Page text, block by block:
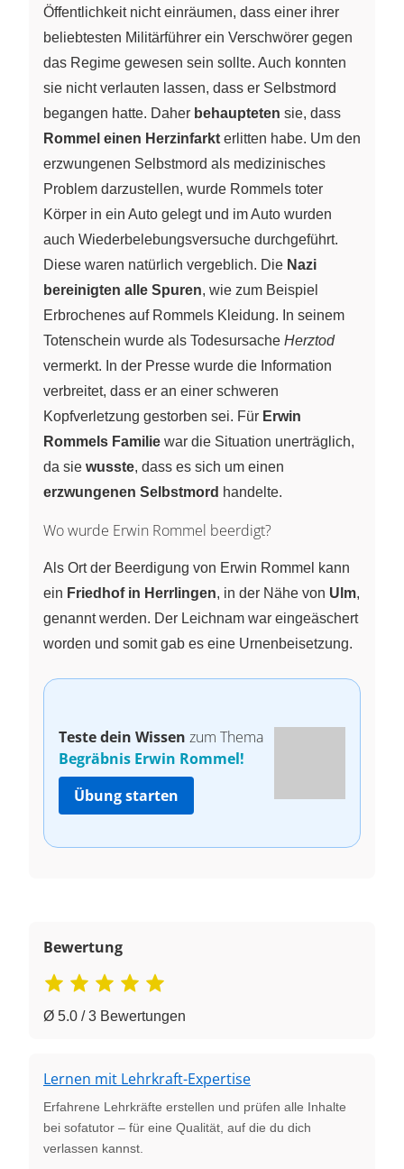
Öffentlichkeit nicht einräumen, dass einer ihrer
beliebtesten Militärführer ein Verschwörer gegen
das Regime gewesen sein sollte. Auch konnten
sie nicht verlauten lassen, dass er Selbstmord
begangen hatte. Daher behaupteten sie, dass
Rommel einen Herzinfarkt erlitten habe. Um den
erzwungenen Selbstmord als medizinisches
Problem darzustellen, wurde Rommels toter
Körper in ein Auto gelegt und im Auto wurden
auch Wiederbelebungsversuche durchgeführt.
Diese waren natürlich vergeblich. Die Nazi
bereinigten alle Spuren, wie zum Beispiel
Erbrochenes auf Rommels Kleidung. In seinem
Totenschein wurde als Todesursache Herztod
vermerkt. In der Presse wurde die Information
verbreitet, dass er an einer schweren
Kopfverletzung gestorben sei. Für Erwin
Rommels Familie war die Situation unerträglich,
da sie wusste, dass es sich um einen
erzwungenen Selbstmord handelte.
Wo wurde Erwin Rommel beerdigt?
Als Ort der Beerdigung von Erwin Rommel kann
ein Friedhof in Herrlingen, in der Nähe von Ulm,
genannt werden. Der Leichnam war eingeäschert
worden und somit gab es eine Urnenbeisetzung.
Teste dein Wissen zum Thema
Begräbnis Erwin Rommel!
Übung starten
Bewertung
Ø 5.0 / 3 Bewertungen
Lernen mit Lehrkraft-Expertise
Erfahrene Lehrkräfte erstellen und prüfen alle Inhalte
bei sofatutor – für eine Qualität, auf die du dich
verlassen kannst.